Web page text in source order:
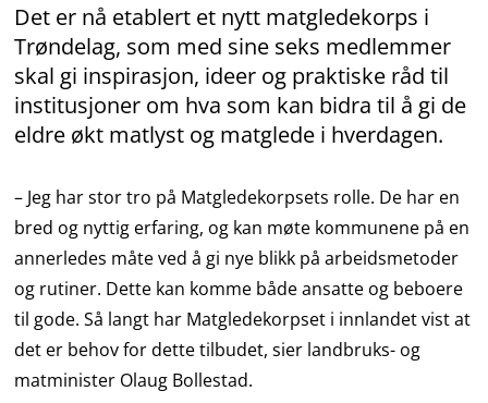
Det er nå etablert et nytt matgledekorps i
Trøndelag, som med sine seks medlemmer
skal gi inspirasjon, ideer og praktiske råd til
institusjoner om hva som kan bidra til å gi de
eldre økt matlyst og matglede i hverdagen.
– Jeg har stor tro på Matgledekorpsets rolle. De har en
bred og nyttig erfaring, og kan møte kommunene på en
annerledes måte ved å gi nye blikk på arbeidsmetoder
og rutiner. Dette kan komme både ansatte og beboere
til gode. Så langt har Matgledekorpset i innlandet vist at
det er behov for dette tilbudet, sier landbruks- og
matminister Olaug Bollestad.